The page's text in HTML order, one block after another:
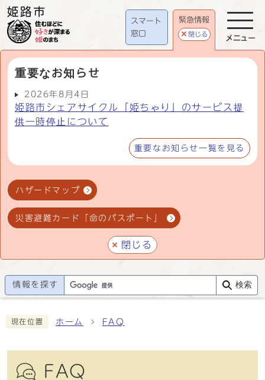
スマート
窓口
緊急情報
閉じる
重要なお知らせ
2026年8月4日
姫路市シェアサイクル「姫ちゃり」のサービス提
供一時停止について
重要なお知らせ一覧を見る
ハザードマップ
災害避難カード「命のパスポート」
閉じる
メニュー
情報を探す 検索
現在位置 ホーム FAQ
FAQ